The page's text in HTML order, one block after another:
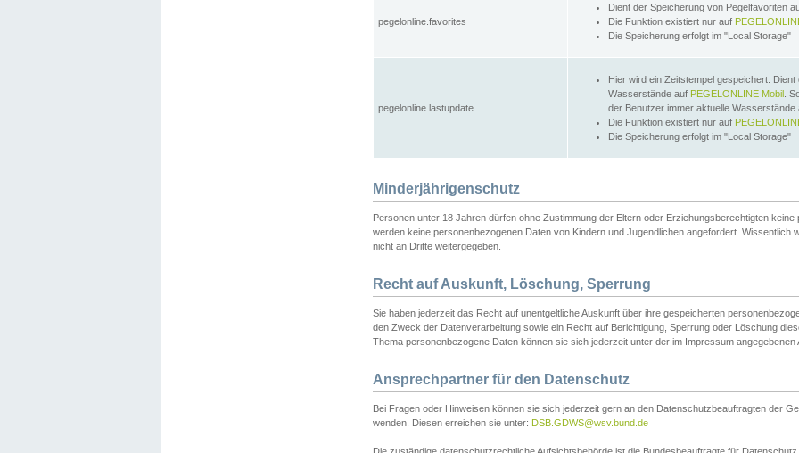
pegelonline.favorites
Dient der Speicherung von Pegelfavoriten
Die Funktion existiert nur auf
Die Speicherung erfolgt im "Local Storage"
pegelonline.lastupdate
Hier wird ein Zeitstempel gespeichert.
Wasserstände auf PEGELONLINE Mobil .
der Benutzer immer aktuelle Wasserstände
Die Funktion existiert nur auf
Die Speicherung erfolgt im "Local Storage"
Minderjährigenschutz
Personen unter 18 Jahren dürfen ohne Zustimmung der Eltern oder Erziehungsberechtigten
werden keine personenbezogenen Daten von Kindern und Jugendlichen angefordert. Wissentlich
nicht an Dritte weitergegeben.
Recht auf Auskunft, Löschung, Sperrung
Sie haben jederzeit das Recht auf unentgeltliche Auskunft über ihre gespeicherten
den Zweck der Datenverarbeitung sowie ein Recht auf Berichtigung, Sperrung oder Löschung
Thema personenbezogene Daten können sie sich jederzeit unter der im Impressum angegebenen
Ansprechpartner für den Datenschutz
Bei Fragen oder Hinweisen können sie sich jederzeit gern an den Datenschutzbeauftragten der
wenden. Diesen erreichen sie unter: DSB.GDWS@wsv.bund.de